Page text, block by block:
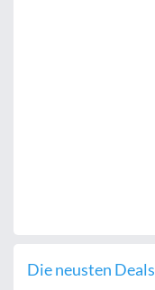
Die neusten Deals